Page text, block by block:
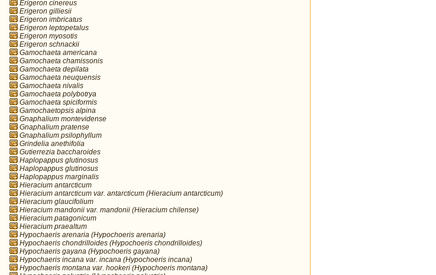
Erigeron cinereus
Erigeron gilliesii
Erigeron imbricatus
Erigeron leptopetalus
Erigeron myosotis
Erigeron schnackii
Gamochaeta americana
Gamochaeta chamissonis
Gamochaeta depilata
Gamochaeta neuquensis
Gamochaeta nivalis
Gamochaeta polybotrya
Gamochaeta spiciformis
Gamochaetopsis alpina
Gnaphalium montevidense
Gnaphalium pratense
Gnaphalium psilophyllum
Grindelia anethifolia
Gutierrezia baccharoides
Haplopappus glutinosus
Haplopappus glutinosus
Haplopappus marginalis
Hieracium antarcticum
Hieracium antarcticum var. antarcticum (Hieracium antarcticum)
Hieracium glaucifolium
Hieracium mandonii var. mandonii (Hieracium chilense)
Hieracium patagonicum
Hieracium praealtum
Hypochaeris arenaria (Hypochoeris arenaria)
Hypochaeris chondrilloides (Hypochoeris chondrilloides)
Hypochaeris gayana (Hypochoeris gayana)
Hypochaeris incana var. incana (Hypochoeris incana)
Hypochaeris montana var. hookeri (Hypochoeris montana)